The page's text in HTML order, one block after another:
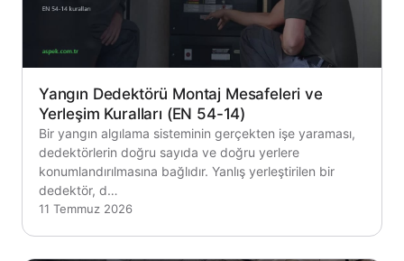
Yangın Dedektörü Montaj Mesafeleri ve
Yerleşim Kuralları (EN 54-14)
Bir yangın algılama sisteminin gerçekten işe yaraması,
dedektörlerin doğru sayıda ve doğru yerlere
konumlandırılmasına bağlıdır. Yanlış yerleştirilen bir
dedektör, d…
11 Temmuz 2026